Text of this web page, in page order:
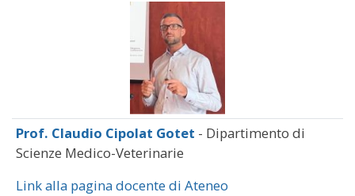
Prof. Claudio Cipolat Gotet - Dipartimento di
Scienze Medico-Veterinarie
Link alla pagina docente di Ateneo